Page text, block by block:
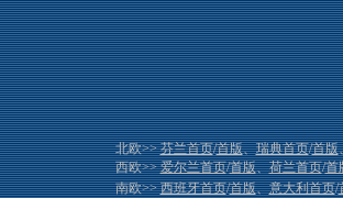
北欧>>芬兰首页/首版、瑞典首页/首版
西欧>>爱尔兰首页/首版、荷兰首页/首
南欧>>西班牙首页/首版、意大利首页/